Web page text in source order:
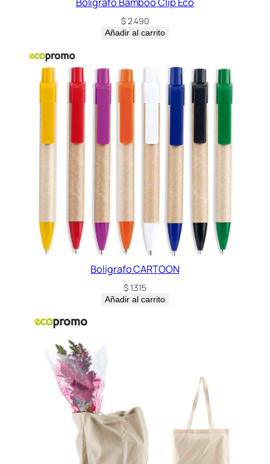
$2.490
Añadir al carrito
Bolígrafo CARTOON
$1.315
Añadir al carrito